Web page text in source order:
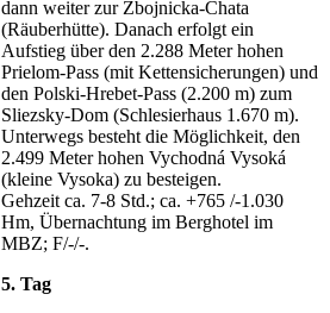
dann weiter zur Zbojnicka-Chata
(Räuberhütte). Danach erfolgt ein
Aufstieg über den 2.288 Meter hohen
Prielom-Pass (mit Kettensicherungen) und
den Polski-Hrebet-Pass (2.200 m) zum
Sliezsky-Dom (Schlesierhaus 1.670 m).
Unterwegs besteht die Möglichkeit, den
2.499 Meter hohen Vychodná Vysoká
(kleine Vysoka) zu besteigen.
Gehzeit ca. 7-8 Std.; ca. +765 /-1.030
Hm, Übernachtung im Berghotel im
MBZ; F/-/-.
5. Tag